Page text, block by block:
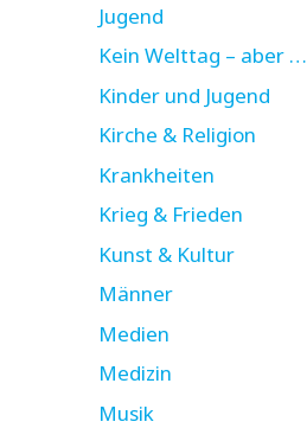
Jugend
Kein Welttag – aber …
Kinder und Jugend
Kirche & Religion
Krankheiten
Krieg & Frieden
Kunst & Kultur
Männer
Medien
Medizin
Musik